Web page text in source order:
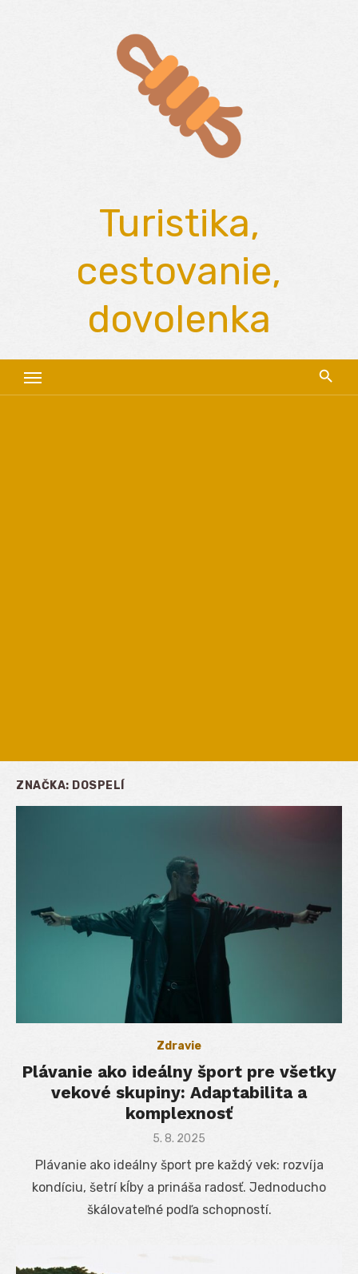
Turistika,
cestovanie,
dovolenka
ZNAČKA: DOSPELÍ
Zdravie
Plávanie ako ideálny šport pre všetky
vekové skupiny: Adaptabilita a
komplexnosť
Posted
5. 8. 2025
Plávanie ako ideálny šport pre každý vek: rozvíja
kondíciu, šetrí kĺby a prináša radosť. Jednoducho
škálovateľné podľa schopností.